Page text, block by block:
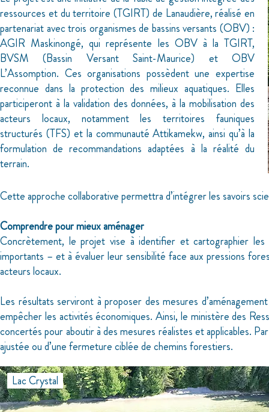
ressources et du territoire (TGIRT) de Lanaudière, réalisé en
partenariat avec trois organismes de bassins versants (OBV) :
AGIR Maskinongé, qui représente les OBV à la TGIRT,
BVSM (Bassin Versant Saint-Maurice) et OBV
L’Assomption. Ces organisations possèdent une expertise
reconnue dans la protection des milieux aquatiques. Elles
participeront à la validation des données, à la mobilisation des
acteurs locaux, notamment les territoires fauniques
structurés (TFS) et la communauté Attikamekw, ainsi qu’à la
formulation de recommandations adaptées à la réalité du
terrain.
Cette approche collaborative permettra d’intégrer les savoirs
Comprendre pour mieux aménager
Concrètement, le projet vise à identifier et cartographier
importants – et à évaluer leur sensibilité face aux pressions
acteurs locaux.
Les résultats serviront à proposer des mesures
empêcher les activités économiques. Ainsi, le ministère des
concertés pour aboutir à des mesures réalistes et applicables.
ajustée ou d’une fermeture ciblée de chemins forestiers.
Lac Crystal